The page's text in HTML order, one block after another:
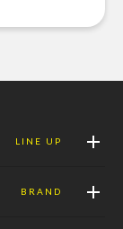
LINE UP
BRAND